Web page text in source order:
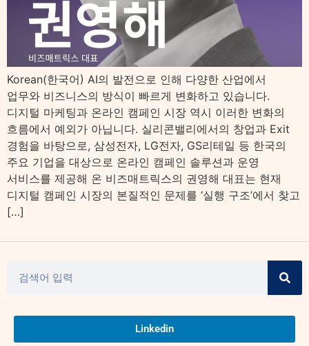
Korean(한국어) AI의 발전으로 인해 다양한 산업에서
업무와 비즈니스의 방식이 빠르게 변화하고 있습니다.
디지털 마케팅과 온라인 캠페인 시장 역시 이러한 변화의
흐름에서 예외가 아닙니다. 실리콘밸리에서의 창업과 Exit
경험을 바탕으로, 삼성전자, LG전자, GS리테일 등 한국의
주요 기업을 대상으로 온라인 캠페인 솔루션과 운영
서비스를 제공해 온 비즈매트릭스의 권영해 대표는 현재
디지털 캠페인 시장의 본질적인 문제를 ‘실행 구조’에서 찾고
[…]
Linkedin